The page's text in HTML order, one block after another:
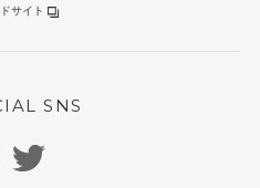
サイト
SNS